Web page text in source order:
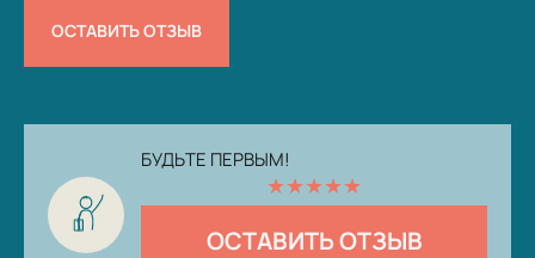
ОСТАВИТЬ ОТЗЫВ
БУДЬТЕ ПЕРВЫМ!
★★★★★
ОСТАВИТЬ ОТЗЫВ